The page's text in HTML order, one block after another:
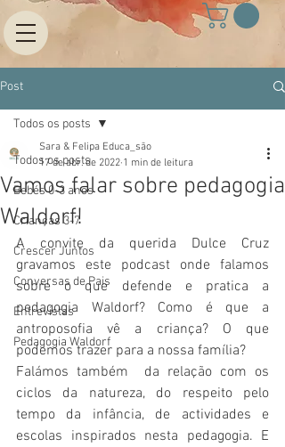
Post
Todos os posts
Bebés 0-3 anos
Crianças 3-7
Crescer Juntos
Conversas de Pais
Entrevistas
Pedagogia Waldorf
Todos os posts
Vamos falar sobre pedagogia
Waldorf!
Sara & Felipa Educa_são
17 de abr. de 2022 1 min de leitura
A convite da querida Dulce Cruz
gravamos este podcast onde falamos
sobre o que defende e pratica a
pedagogia Waldorf? Como é que a
antroposofia vê a criança? O que
podemos trazer para a nossa família?
Falámos também  da relação com os
ciclos da natureza, do respeito pelo
tempo da infância, de actividades e
escolas inspirados nesta pedagogia. E